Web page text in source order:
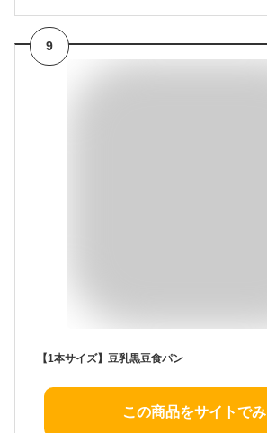
9
【1本サイズ】豆乳黒豆食パン
この商品をサイトで